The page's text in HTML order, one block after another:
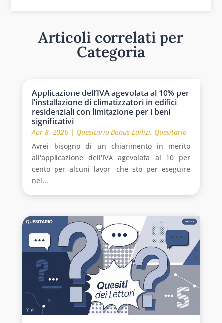
Articoli correlati per
Categoria
Applicazione dell’IVA agevolata al 10% per
l’installazione di climatizzatori in edifici
residenziali con limitazione per i beni
significativi
Apr 8, 2026| Quesitario Bonus Edilizi, Quesitario
Avrei bisogno di un chiarimento in merito
all'applicazione dell'IVA agevolata al 10 per
cento per alcuni lavori che sto per eseguire
nel...